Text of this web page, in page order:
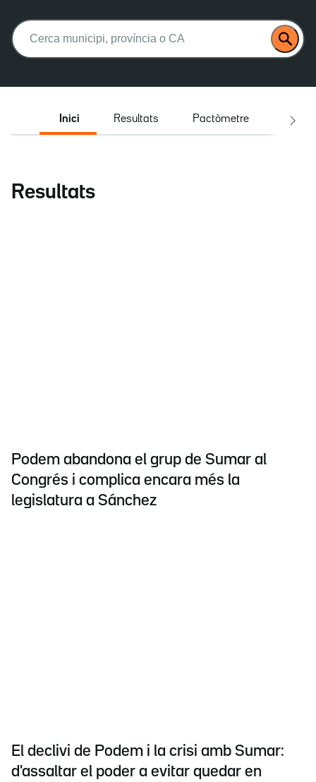
Buscar:
Inici Resultats Pactòmetre
Resultats
Podem abandona el grup de Sumar al
Congrés i complica encara més la
legislatura a Sánchez
El declivi de Podem i la crisi amb Sumar:
d'assaltar el poder a evitar quedar en